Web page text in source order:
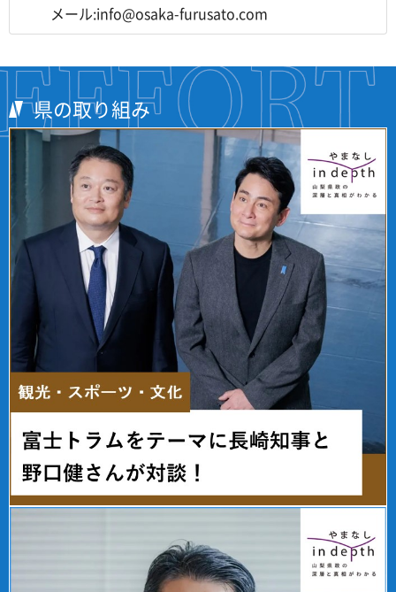
メール:info@osaka-furusato.com
県の取り組み